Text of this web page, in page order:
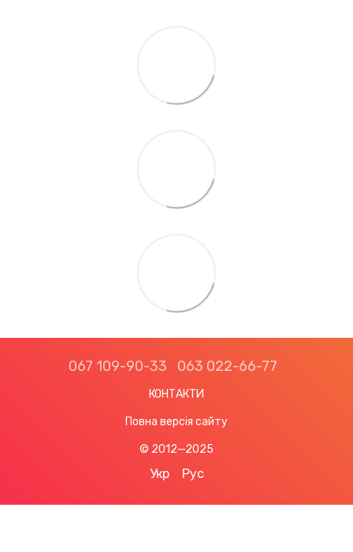
067 109-90-33 063 022-66-77
КОНТАКТИ
Повна версія сайту
© 2012—2025
Укр Рус